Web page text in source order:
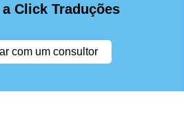
Click Traduções
com um consultor